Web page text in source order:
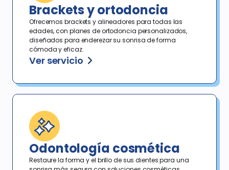
Brackets y ortodoncia
Ofrecemos brackets y alineadores para todas las
edades, con planes de ortodoncia personalizados,
diseñados para enderezar su sonrisa de forma
cómoda y eficaz.
Ver servicio
Odontología cosmética
Restaure la forma y el brillo de sus dientes para una